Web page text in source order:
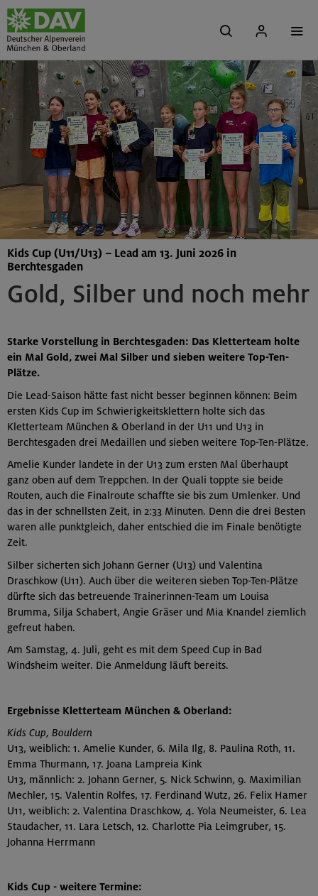
Gold, Silber und noch mehr
Kids Cup (U11/U13) – Lead am 13. Juni 2026 in
Berchtesgaden
Starke Vorstellung in Berchtesgaden: Das Kletterteam holte
ein Mal Gold, zwei Mal Silber und sieben weitere Top-Ten-
Plätze.
Die Lead-Saison hätte fast nicht besser beginnen können: Beim
ersten Kids Cup im Schwierigkeitsklettern holte sich das
Kletterteam München & Oberland in der U11 und U13 in
Berchtesgaden drei Medaillen und sieben weitere Top-Ten-Plätze.
Amelie Kunder landete in der U13 zum ersten Mal überhaupt
ganz oben auf dem Treppchen. In der Quali toppte sie beide
Routen, auch die Finalroute schaffte sie bis zum Umlenker. Und
das in der schnellsten Zeit, in 2:33 Minuten. Denn die drei Besten
waren alle punktgleich, daher entschied die im Finale benötigte
Zeit.
Silber sicherten sich Johann Gerner (U13) und Valentina
Draschkow (U11). Auch über die weiteren sieben Top-Ten-Plätze
dürfte sich das betreuende Trainerinnen-Team um Louisa
Brumma, Silja Schabert, Angie Gräser und Mia Knandel ziemlich
gefreut haben.
Am Samstag, 4. Juli, geht es mit dem Speed Cup in Bad
Windsheim weiter. Die Anmeldung läuft bereits.
Ergebnisse Kletterteam München & Oberland:
Kids Cup, Bouldern
U13, weiblich: 1. Amelie Kunder, 6. Mila Ilg, 8. Paulina Roth, 11.
Emma Thurmann, 17. Joana Lampreia Kink
U13, männlich: 2. Johann Gerner, 5. Nick Schwinn, 9. Maximilian
Mechler, 15. Valentin Rolfes, 17. Ferdinand Wutz, 26. Felix Hamer
U11, weiblich: 2. Valentina Draschkow, 4. Yola Neumeister, 6. Lea
Staudacher, 11. Lara Letsch, 12. Charlotte Pia Leimgruber, 15.
Johanna Herrmann
Kids Cup - weitere Termine: